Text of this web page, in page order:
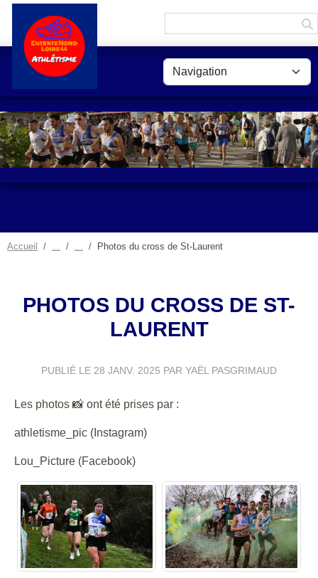
Accueil Photos du cross de St-Laurent
PHOTOS DU CROSS DE ST-
LAURENT
PUBLIÉ LE 28 JANV. 2025 PAR YAËL PASGRIMAUD
Les photos 📸 ont été prises par :
athletisme_pic (Instagram)
Lou_Picture (Facebook)